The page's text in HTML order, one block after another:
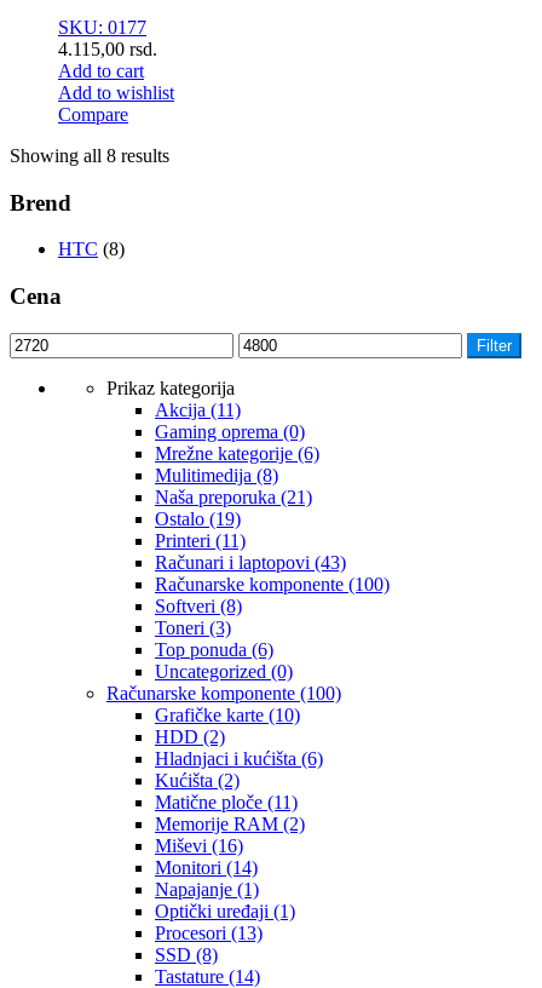
SKU: 0177
4.115,00 rsd.
Add to cart
Add to wishlist
Compare
Showing all 8 results
Brend
HTC (8)
Cena
Filter
Prikaz kategorija
Akcija (11)
Gaming oprema (0)
Mrežne kategorije (6)
Mulitimedija (8)
Naša preporuka (21)
Ostalo (19)
Printeri (11)
Računari i laptopovi (43)
Računarske komponente (100)
Softveri (8)
Toneri (3)
Top ponuda (6)
Uncategorized (0)
Računarske komponente (100)
Grafičke karte (10)
HDD (2)
Hladnjaci i kućišta (6)
Kućišta (2)
Matične ploče (11)
Memorije RAM (2)
Miševi (16)
Monitori (14)
Napajanje (1)
Optički uređaji (1)
Procesori (13)
SSD (8)
Tastature (14)